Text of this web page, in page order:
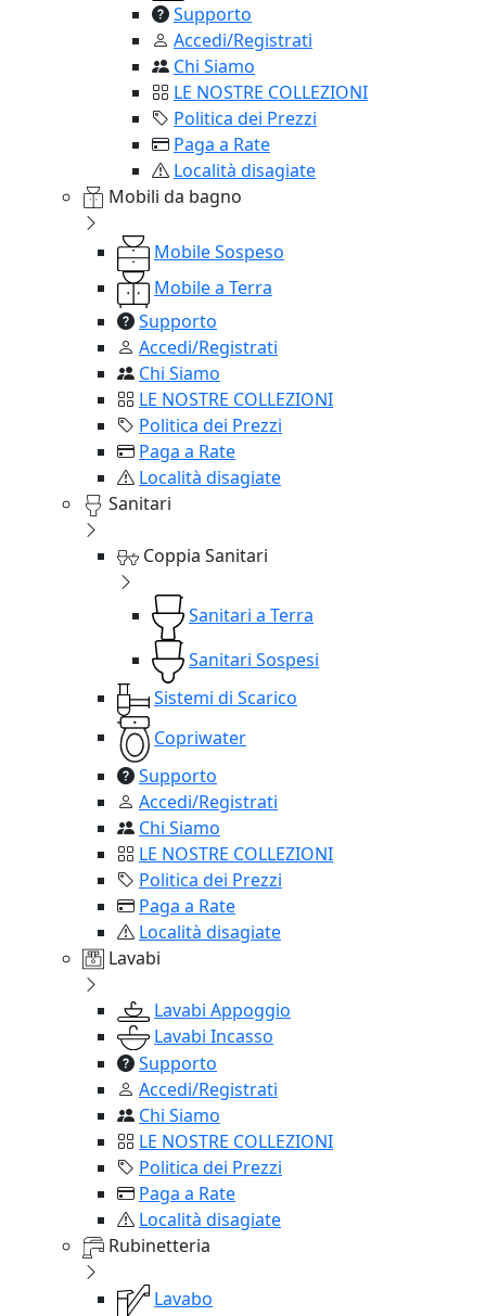
Supporto
Accedi/Registrati
Chi Siamo
LE NOSTRE COLLEZIONI
Politica dei Prezzi
Paga a Rate
Località disagiate
Mobili da bagno
Mobile Sospeso
Mobile a Terra
Supporto
Accedi/Registrati
Chi Siamo
LE NOSTRE COLLEZIONI
Politica dei Prezzi
Paga a Rate
Località disagiate
Sanitari
Coppia Sanitari
Sanitari a Terra
Sanitari Sospesi
Sistemi di Scarico
Copriwater
Supporto
Accedi/Registrati
Chi Siamo
LE NOSTRE COLLEZIONI
Politica dei Prezzi
Paga a Rate
Località disagiate
Lavabi
Lavabi Appoggio
Lavabi Incasso
Supporto
Accedi/Registrati
Chi Siamo
LE NOSTRE COLLEZIONI
Politica dei Prezzi
Paga a Rate
Località disagiate
Rubinetteria
Lavabo